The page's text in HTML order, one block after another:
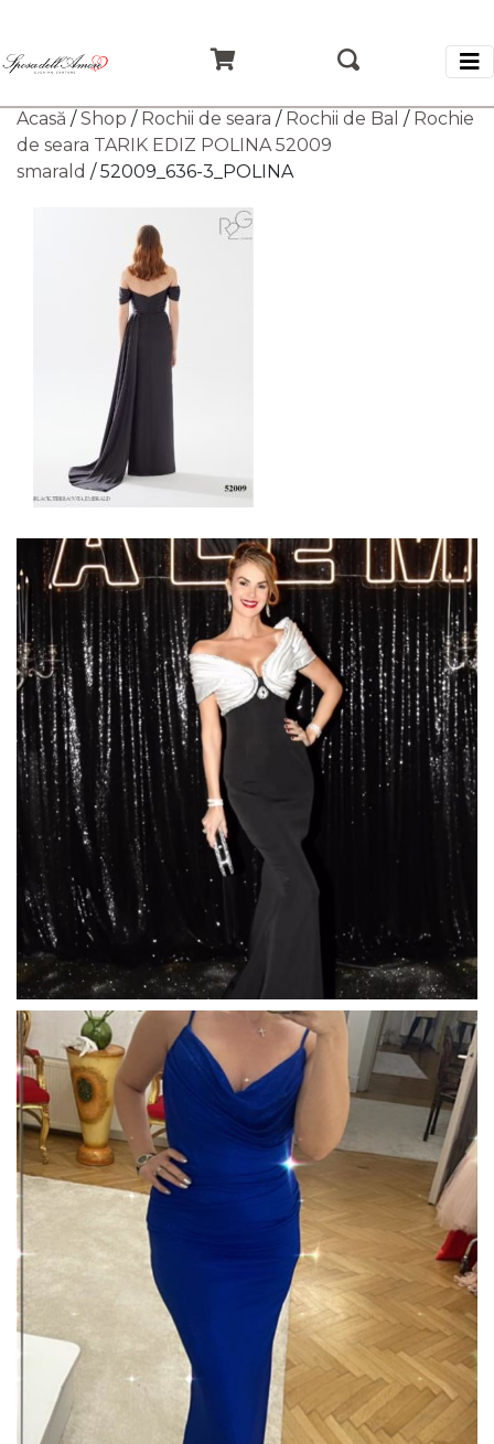
Acasă /Shop / Rochii de seara / Rochii de Bal / Rochie
de seara TARIK EDIZ POLINA 52009
smarald / 52009_636-3_POLINA